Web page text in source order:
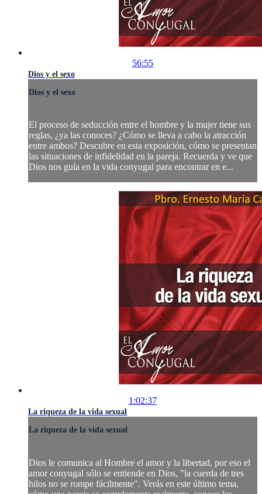
56:55
Dios y el sexo
Dios y el sexo
El proceso de seducción entre el hombre y la mujer tiene sus
reglas, ¿ya las conoces? ¿Cómo se lleva a cabo la atracción
entre ambos? Descubre en esta exposición, cómo se presentan
las situaciones de infidelidad en la pareja. Recuerda y ve que
Dios nos guía en la vida conyugal para encontrar en e...
1:02:37
La riqueza de la vida sexual
La riqueza de la vida sexual
Dios le comunica al Hombre el amor y la libertad, por eso el
amor conyugal sólo se entiende en Dios, "la cuerda de tres
hilos no se rompe fácilmente". Verás en este último tema,